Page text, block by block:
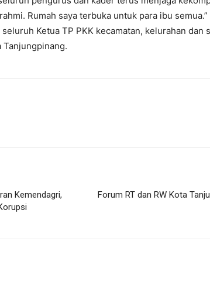
Rumah saya terbuka untuk para ibu semua.”
Ketua TP PKK kecamatan, kelurahan dan
Kemendagri,
Forum RT dan RW Kota